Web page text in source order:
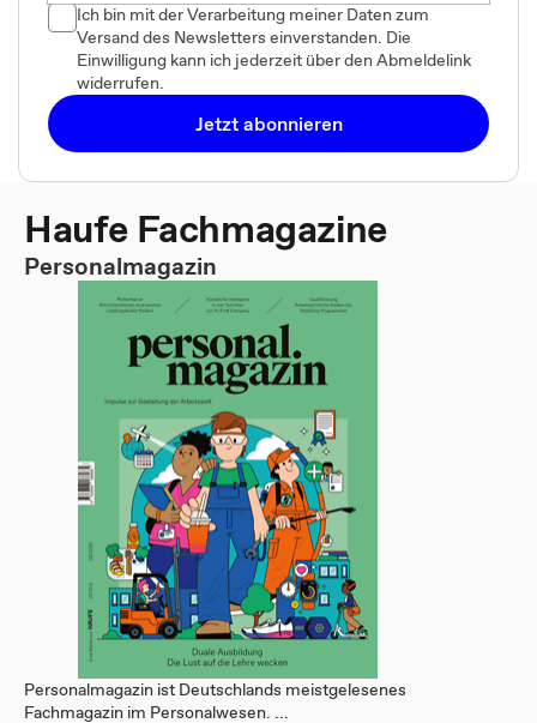
Ich bin mit der Verarbeitung meiner Daten zum
Versand des Newsletters einverstanden. Die
Einwilligung kann ich jederzeit über den Abmeldelink
widerrufen.
Jetzt abonnieren
Haufe Fachmagazine
Personalmagazin
Personalmagazin ist Deutschlands meistgelesenes
Fachmagazin im Personalwesen. ...